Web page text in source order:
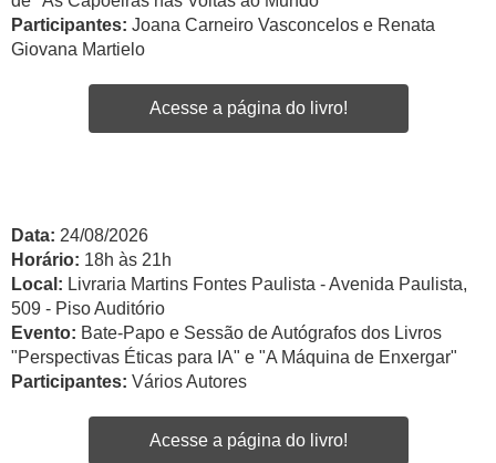
Participantes: Joana Carneiro Vasconcelos e Renata
Giovana Martielo
Acesse a página do livro!
Data: 24/08/2026
Horário: 18h às 21h
Local: Livraria Martins Fontes Paulista - Avenida Paulista,
509 - Piso Auditório
Evento: Bate-Papo e Sessão de Autógrafos dos Livros
"Perspectivas Éticas para IA" e "A Máquina de Enxergar"
Participantes: Vários Autores
Acesse a página do livro!